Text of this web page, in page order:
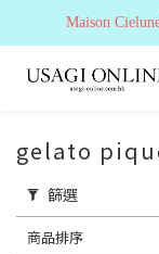
gelato
篩選
商品排序
Maison